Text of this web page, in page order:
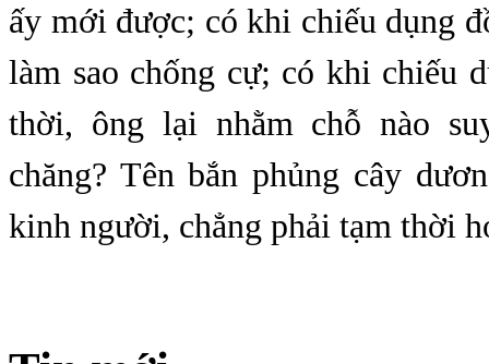
ấy mới được; có khi chiếu dụng
làm sao chống cự; có khi chiếu
thời, ông lại nhằm chỗ nào
chăng? Tên bắn phủng cây
kinh người, chẳng phải tạm thời